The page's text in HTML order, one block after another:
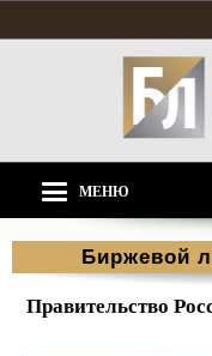
МЕНЮ
Биржевой
Правительство